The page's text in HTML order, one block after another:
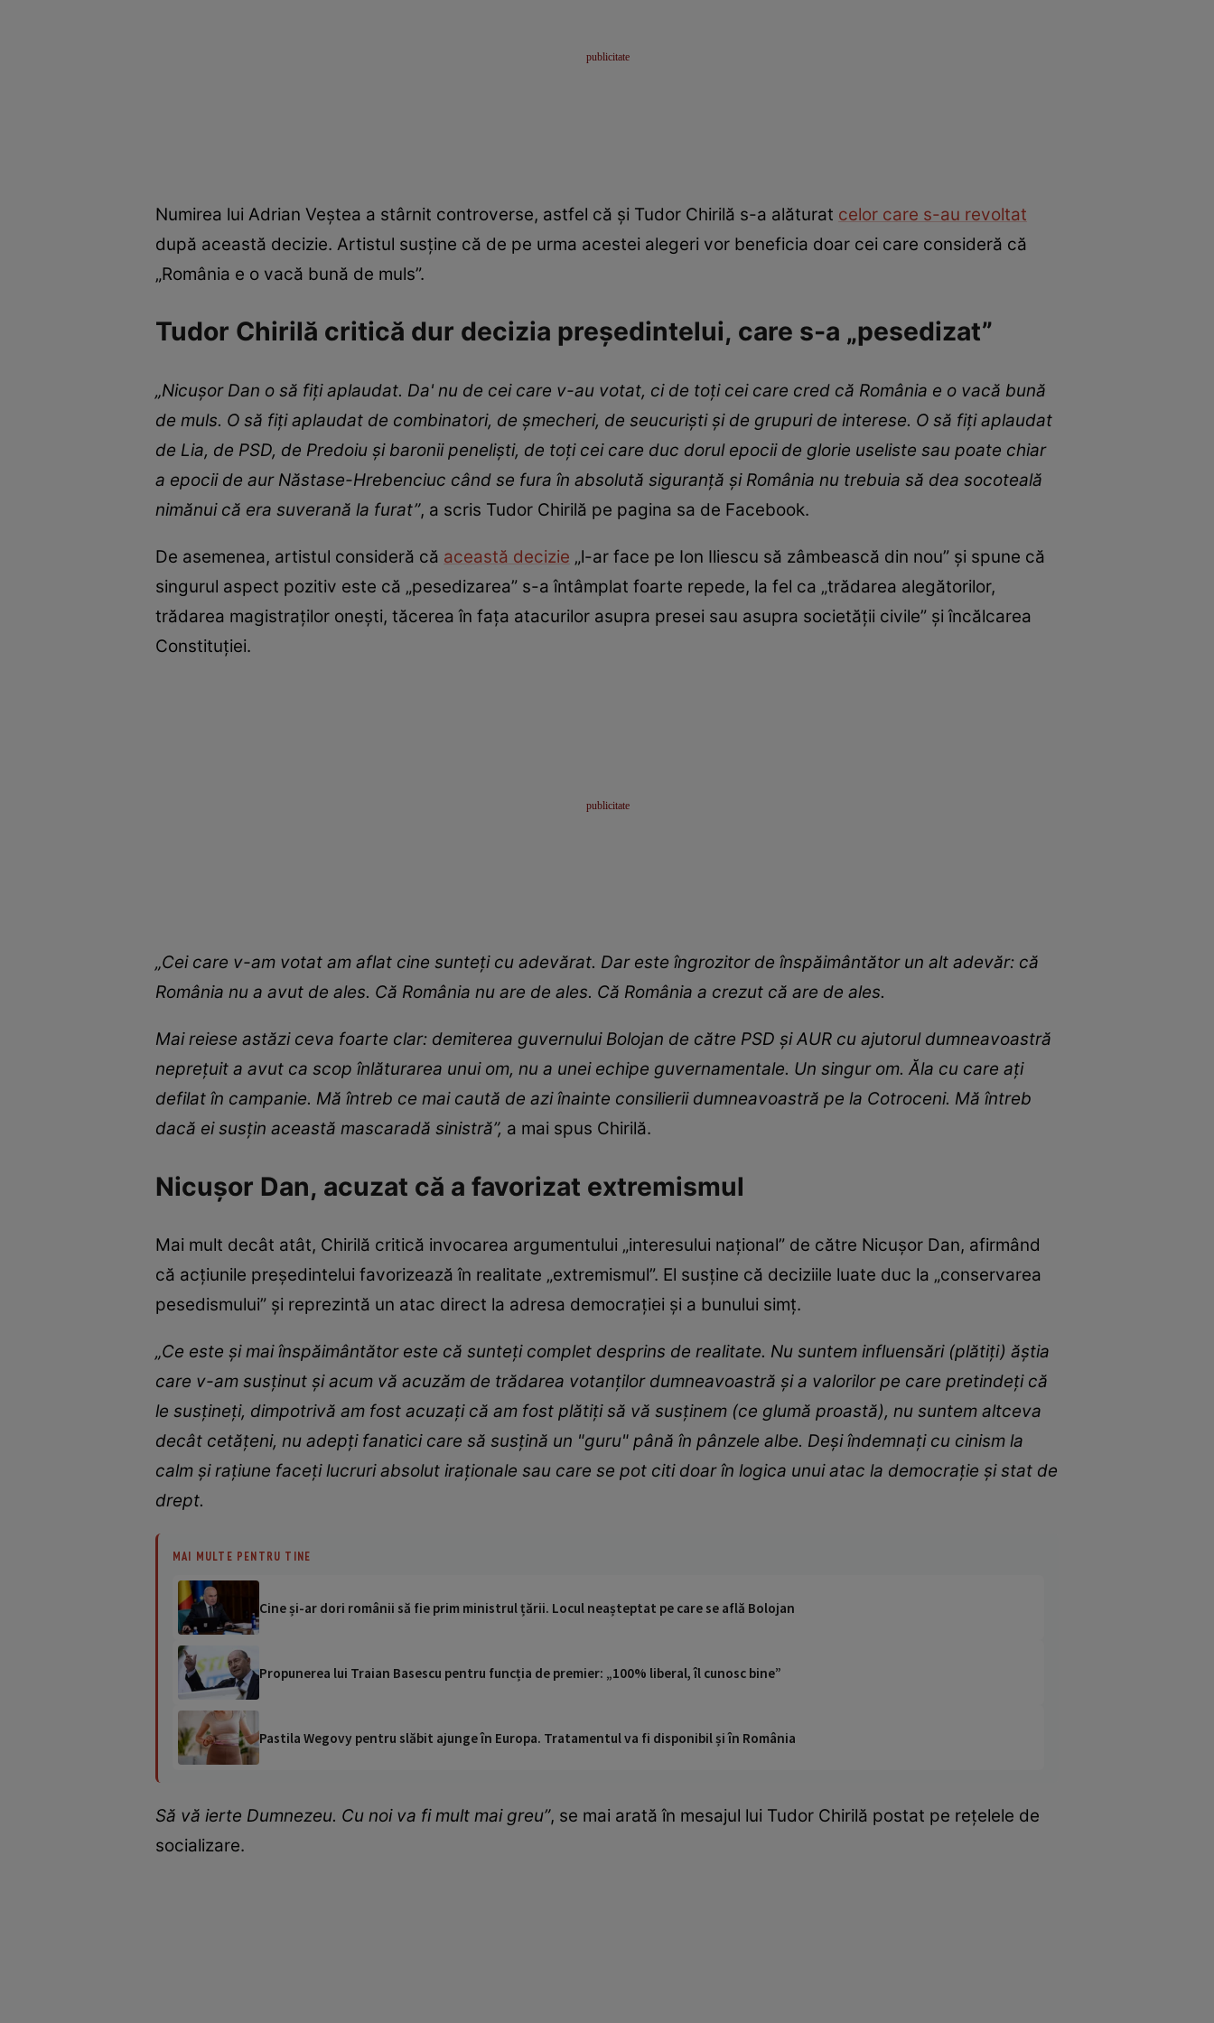
Numirea lui Adrian Veștea a stârnit controverse, astfel că și Tudor Chirilă s-a alăturat celor care s-au revoltat
după această decizie. Artistul susține că de pe urma acestei alegeri vor beneficia doar cei care consideră că
„România e o vacă bună de muls”.
Tudor Chirilă critică dur decizia președintelui, care s-a „pesedizat”
„Nicușor Dan o să fiți aplaudat. Da' nu de cei care v-au votat, ci de toți cei care cred că România e o vacă bună
de muls. O să fiți aplaudat de combinatori, de șmecheri, de seucuriști și de grupuri de interese. O să fiți aplaudat
de Lia, de PSD, de Predoiu și baronii peneliști, de toți cei care duc dorul epocii de glorie useliste sau poate chiar
a epocii de aur Năstase-Hrebenciuc când se fura în absolută siguranță și România nu trebuia să dea socoteală
nimănui că era suverană la furat”, a scris Tudor Chirilă pe pagina sa de Facebook.
De asemenea, artistul consideră că această decizie „l-ar face pe Ion Iliescu să zâmbească din nou” și spune că
singurul aspect pozitiv este că „pesedizarea” s-a întâmplat foarte repede, la fel ca „trădarea alegătorilor,
trădarea magistraților onești, tăcerea în fața atacurilor asupra presei sau asupra societății civile” și încălcarea
Constituției.
„Cei care v-am votat am aflat cine sunteți cu adevărat. Dar este îngrozitor de înspăimântător un alt adevăr: că
România nu a avut de ales. Că România nu are de ales. Că România a crezut că are de ales.
Mai reiese astăzi ceva foarte clar: demiterea guvernului Bolojan de către PSD și AUR cu ajutorul dumneavoastră
neprețuit a avut ca scop înlăturarea unui om, nu a unei echipe guvernamentale. Un singur om. Ăla cu care ați
defilat în campanie. Mă întreb ce mai caută de azi înainte consilierii dumneavoastră pe la Cotroceni. Mă întreb
dacă ei susțin această mascaradă sinistră”, a mai spus Chirilă.
Nicușor Dan, acuzat că a favorizat extremismul
Mai mult decât atât, Chirilă critică invocarea argumentului „interesului național” de către Nicușor Dan, afirmând
că acțiunile președintelui favorizează în realitate „extremismul”. El susține că deciziile luate duc la „conservarea
pesedismului” și reprezintă un atac direct la adresa democrației și a bunului simț.
„Ce este și mai înspăimântător este că sunteți complet desprins de realitate. Nu suntem influensări (plătiți) ăștia
care v-am susținut și acum vă acuzăm de trădarea votanților dumneavoastră și a valorilor pe care pretindeți că
le susțineți, dimpotrivă am fost acuzați că am fost plătiți să vă susținem (ce glumă proastă), nu suntem altceva
decât cetățeni, nu adepți fanatici care să susțină un "guru" până în pânzele albe. Deși îndemnați cu cinism la
calm și rațiune faceți lucruri absolut iraționale sau care se pot citi doar în logica unui atac la democrație și stat de
drept.
MAI MULTE PENTRU TINE
Cine și-ar dori românii să fie prim ministrul țării. Locul neașteptat pe care se află Bolojan
Propunerea lui Traian Basescu pentru funcția de premier: „100% liberal, îl cunosc bine”
Pastila Wegovy pentru slăbit ajunge în Europa. Tratamentul va fi disponibil și în România
Să vă ierte Dumnezeu. Cu noi va fi mult mai greu”, se mai arată în mesajul lui Tudor Chirilă postat pe rețelele de
socializare.